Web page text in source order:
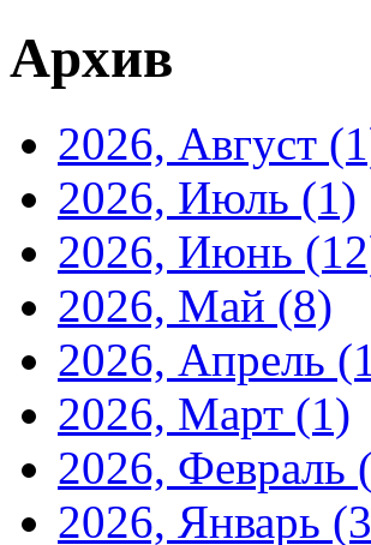
Архив
2026, Август
2026, Июль (1)
2026, Июнь
2026, Май (8)
2026, Апрель
2026, Март (1)
2026, Февраль
2026, Январь